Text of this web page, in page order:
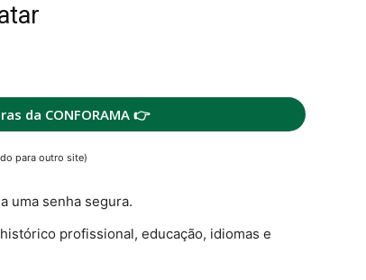
da CONFORAMA 👉
para outro site)
uma senha segura.
profissional, educação, idiomas e